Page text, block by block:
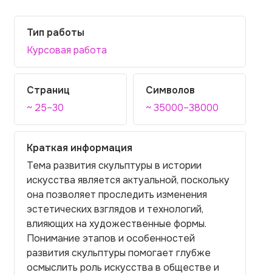
Вопросы и ответы
Отзывы
Тип работы
Курсовая работа
Страниц
~ 25–30
Символов
~ 35000–38000
Краткая информация
Тема развития скульптуры в истории
искусства является актуальной, поскольку
она позволяет проследить изменения
эстетических взглядов и технологий,
влияющих на художественные формы.
Понимание этапов и особенностей
развития скульптуры помогает глубже
осмыслить роль искусства в обществе и